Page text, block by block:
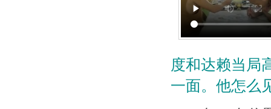
度和达赖当局
一面。他怎么